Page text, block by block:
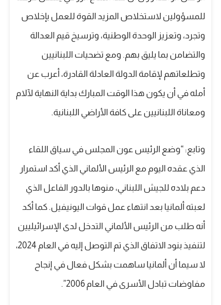
للمسؤولين لاستخلاص المزيد القوة للعمل بإخلاص
وتجرد، وتعزيز الوحدة الوطنية، وترسيخ قيم العدالة
والتضامن بما يليق بهم. ومع تضحيات اللبنانيين
وتطلعاتهم لإقامة الدولة العادلة القادرة، أعرب عن
أمله في أن يكون هذا الوقت المبارك بداية النهاية لآلام
ومعاناة اللبنانيين على كافة الأراضي اللبنانية.
وتابع: “وضع الرئيس عون المجلس في سياق اللقاء
الذي عقده اليوم مع الرئيس الألماني الذي أكد استمرار
دعم بلاده للجيش اللبناني، منوها بالدور الفاعل الذي
لعبته ألمانيا بعد انتهاء عمل قوات اليونيفيل. كما أكد
أنه طلب من الرئيس الألماني التدخل لدى الإسرائيليين
لتنفيذ بنود الاتفاق الذي تم التوصل إليه في العام 2024،
لا سيما أن ألمانيا ساهمت بشكل فعال في إنجاح
مفاوضات تبادل الأسرى في العام 2006”.